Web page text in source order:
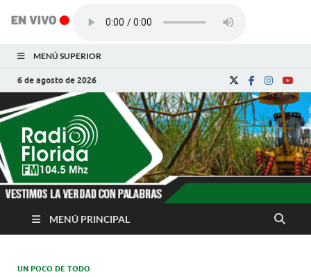
MENÚ SUPERIOR
6 de agosto de 2026
Radio Florida de
Cuba
Noticias y Actualidades de Florida, Camagüey,
MENÚ PRINCIPAL
UN POCO DE TODO